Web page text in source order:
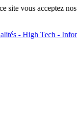
site vous acceptez nos